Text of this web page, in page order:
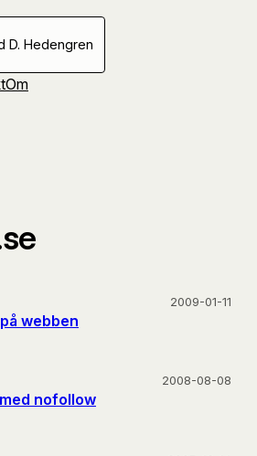
D. Hedengren
Om
webben
2009-01-11
nofollow
2008-08-08